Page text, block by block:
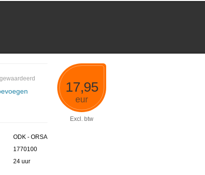
17,95
eur
Excl. btw
ODK - ORSA
1770100
24 uur